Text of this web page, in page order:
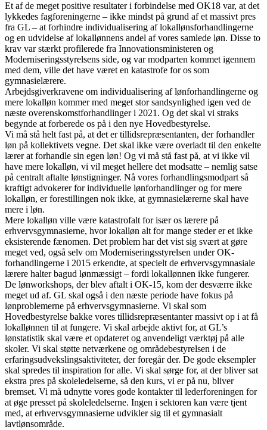
Et af de meget positive resultater i forbindelse med OK18 var, at det
lykkedes fagforeningerne – ikke mindst på grund af et massivt pres
fra GL – at forhindre individualisering af lokallønsforhandlingerne
og en udvidelse af lokallønnens andel af vores samlede løn. Disse to
krav var stærkt profilerede fra Innovationsministeren og
Moderniseringsstyrelsens side, og var modparten kommet igennem
med dem, ville det have været en katastrofe for os som
gymnasielærere.
Arbejdsgiverkravene om individualisering af lønforhandlingerne og
mere lokalløn kommer med meget stor sandsynlighed igen ved de
næste overenskomstforhandlinger i 2021. Og det skal vi straks
begynde at forberede os på i den nye Hovedbestyrelse.
Vi må stå helt fast på, at det er tillidsrepræsentanten, der forhandler
løn på kollektivets vegne. Det skal ikke være overladt til den enkelte
lærer at forhandle sin egen løn! Og vi må stå fast på, at vi ikke vil
have mere lokalløn, vi vil meget hellere det modsatte – nemlig satse
på centralt aftalte lønstigninger. Nå vores forhandlingsmodpart så
kraftigt advokerer for individuelle lønforhandlinger og for mere
lokalløn, er forestillingen nok ikke, at gymnasielærerne skal have
mere i løn.
Mere lokalløn ville være katastrofalt for især os lærere på
erhvervsgymnasierne, hvor lokalløn alt for mange steder er et ikke
eksisterende fænomen. Det problem har det vist sig svært at gøre
meget ved, også selv om Moderniseringsstyrelsen under OK-
forhandlingerne i 2015 erkendte, at specielt de erhvervsgymnasiale
lærere halter bagud lønmæssigt – fordi lokallønnen ikke fungerer.
De lønworkshops, der blev aftalt i OK-15, kom der desværre ikke
meget ud af. GL skal også i den næste periode have fokus på
lønproblemerne på erhvervsgymnasierne. Vi skal som
Hovedbestyrelse bakke vores tillidsrepræsentanter massivt op i at få
lokallønnen til at fungere. Vi skal arbejde aktivt for, at GL’s
lønstatistik skal være et opdateret og anvendeligt værktøj på alle
skoler. Vi skal støtte netværkene og områdebestyrelsen i de
erfaringsudvekslingsaktiviteter, der foregår der. De gode eksempler
skal spredes til inspiration for alle. Vi skal sørge for, at der bliver sat
ekstra pres på skoleledelserne, så den kurs, vi er på nu, bliver
bremset. Vi må udnytte vores gode kontakter til lederforeningen for
at øge presset på skoleledelserne. Ingen i sektoren kan være tjent
med, at erhvervsgymnasierne udvikler sig til et gymnasialt
lavtlønsområde.